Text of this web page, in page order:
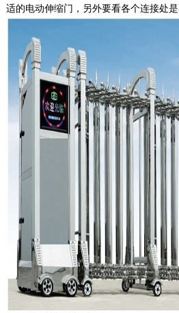
适的电动伸缩门，另外要看各个连接处